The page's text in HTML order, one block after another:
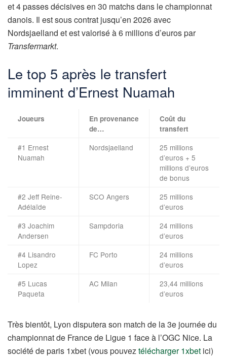
et 4 passes décisives en 30 matchs dans le championnat
danois. Il est sous contrat jusqu’en 2026 avec
Nordsjaelland et est valorisé à 6 millions d’euros par
Transfermarkt.
Le top 5 après le transfert
imminent d’Ernest Nuamah
Joueurs
En provenance
de…
Coût du
transfert
#1 Ernest
Nuamah
Nordsjaelland
25 millions
d’euros + 5
millions d’euros
de bonus
#2 Jeff Reine-
Adélaïde
SCO Angers
25 millions
d’euros
#3 Joachim
Andersen
Sampdoria
24 millions
d’euros
#4 Lisandro
Lopez
FC Porto
24 millions
d’euros
#5 Lucas
Paqueta
AC Milan
23,44 millions
d’euros
Très bientôt, Lyon disputera son match de la 3e journée du
championnat de France de Ligue 1 face à l’OGC Nice. La
société de paris 1xbet (vous pouveztélécharger 1xbet ici)